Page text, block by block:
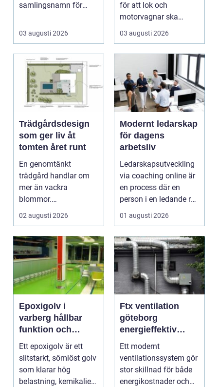
samlingsnamn för
kombinera lägre ene...
03 augusti 2026
för att lok och
motorvagnar ska
kunna leverera pålitlig
03 augusti 2026
Trädgårdsdesign
som ger liv åt
tomten året runt
En genomtänkt
trädgård handlar om
mer än vackra
blommor.
trädgårdsdesign
och ...
02 augusti 2026
Modernt ledarskap
för dagens
arbetsliv
Ledarskapsutveckling
via coaching online är
en process där en
person i en ledande roll
f&a...
01 augusti 2026
Epoxigolv i
varberg hållbar
funktion och
snygg design i
samma lösning
Ett epoxigolv är ett
slitstarkt, sömlöst golv
som klarar hög
belastning, kemikalier
Ftx ventilation
göteborg
energieffektiv
lösning för ett
bättre
inomhusklimat
Ett modernt
ventilationssystem gör
stor skillnad för både
energikostnader och